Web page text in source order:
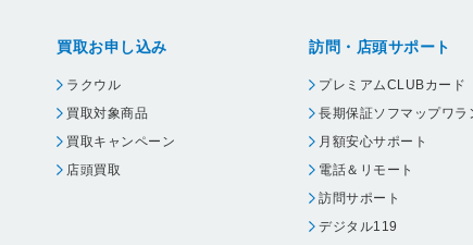
買取お申し込み
ラクウル
買取対象商品
買取キャンペーン
店頭買取
訪問・店頭サポート
プレミアムCLUBカード
長期保証ソフマップワラ
月額安心サポート
電話＆リモート
訪問サポート
デジタル119